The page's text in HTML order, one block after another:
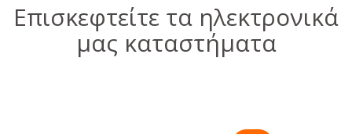
Επισκεφτείτε τα ηλεκτρονικά
μας καταστήματα